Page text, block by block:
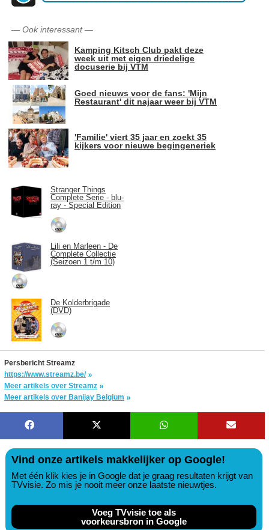
— Ook interessant—
Kamping Kitsch Club pakt deze
week uit met eigen driedelige
docuserie bij VTM
Goed nieuws voor de fans: 'Mijn
Restaurant' dit najaar weer bij VTM
'Familie' viert 35 jaar en zoekt 35
kijkers voor nieuwe begingeneriek
Stranger Things
Complete Serie - blu-
ray - Special Edition
Lili en Marleen - De
Complete Collectie
(Seizoen 1 t/m 10)
De Kolderbrigade
(DVD)
Persbericht Streamz
https://www.streamz.be/
Meer artikels over Streamz
Meer artikels over Banijay Belgium
Vind onze artikels makkelijker op Google!
Met één klik kies je in Google dat je graag resultaten krijgt van
TVvisie. Zo mis je nooit meer onze laatste nieuwtjes.
Voeg TVvisie toe als
voorkeursbron in Google